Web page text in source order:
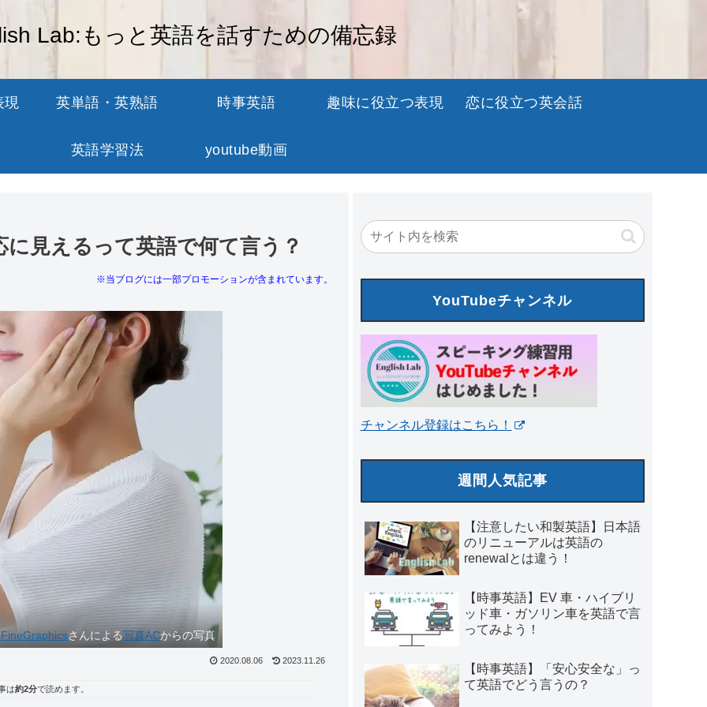
Lab:もっと英語を話すための備忘録
現 英単語・英熟語 時事英語 趣味に役立つ表現 恋に役立つ英会話
英語学習法 youtube動画
見えるって英語で何て言う？
※当ブログには一部プロモーションが含まれています。
FineGraphicsさんによる写真ACからの写真
2020.08.06 2023.11.26
は約2分で読めます。
YouTubeチャンネル
チャンネル登録はこちら！
週間人気記事
【注意したい和製英語】日本語
のリニューアルは英語の
renewalとは違う！
【時事英語】EV 車・ハイブリ
ッド車・ガソリン車を英語で言
ってみよう！
【時事英語】「安心安全な」っ
て英語でどう言うの？